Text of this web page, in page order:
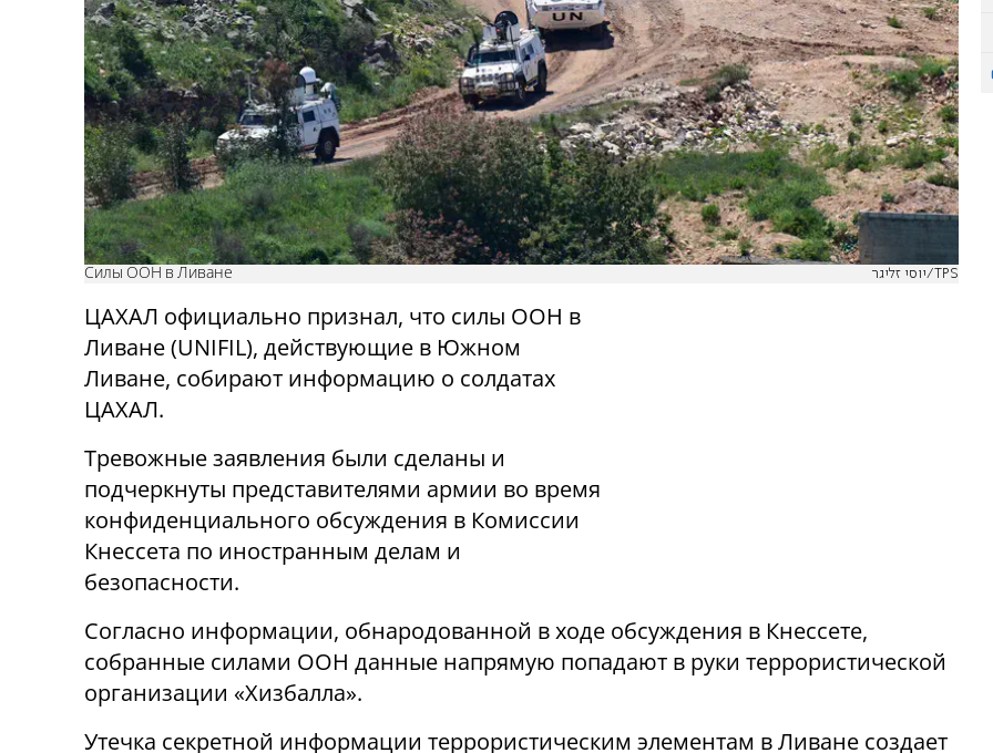
Силы ООН в Ливане יוסי זליגר/TPS
ЦАХАЛ официально признал, что силы ООН в
Ливане (UNIFIL), действующие в Южном
Ливане, собирают информацию о солдатах
ЦАХАЛ.
Тревожные заявления были сделаны и
подчеркнуты представителями армии во время
конфиденциального обсуждения в Комиссии
Кнессета по иностранным делам и
безопасности.
Согласно информации, обнародованной в ходе обсуждения в Кнессете,
собранные силами ООН данные напрямую попадают в руки террористической
организации «Хизбалла».
Утечка секретной информации террористическим элементам в Ливане создает